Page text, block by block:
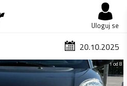
Uloguj se
20.10.2025
1 od 8